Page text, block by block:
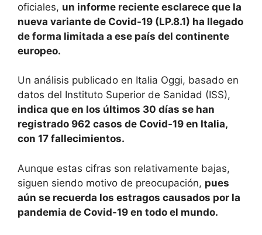
oficiales, un informe reciente esclarece que la
nueva variante de Covid-19 (LP.8.1) ha llegado
de forma limitada a ese país del continente
europeo.
Un análisis publicado en Italia Oggi, basado en
datos del Instituto Superior de Sanidad (ISS),
indica que en los últimos 30 días se han
registrado 962 casos de Covid-19 en Italia,
con 17 fallecimientos.
Aunque estas cifras son relativamente bajas,
siguen siendo motivo de preocupación, pues
aún se recuerda los estragos causados por la
pandemia de Covid-19 en todo el mundo.